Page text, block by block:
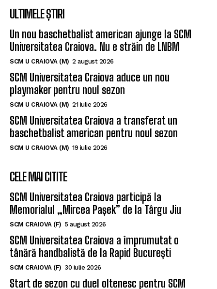
ULTIMELE ȘTIRI
Un nou baschetbalist american ajunge la SCM
Universitatea Craiova. Nu e străin de LNBM
SCM U CRAIOVA (M) 2 august 2026
SCM Universitatea Craiova aduce un nou
playmaker pentru noul sezon
SCM U CRAIOVA (M) 21 iulie 2026
SCM Universitatea Craiova a transferat un
baschetbalist american pentru noul sezon
SCM U CRAIOVA (M) 19 iulie 2026
CELE MAI CITITE
SCM Universitatea Craiova participă la
Memorialul „Mircea Pașek” de la Târgu Jiu
SCM CRAIOVA (F) 5 august 2026
SCM Universitatea Craiova a împrumutat o
tânără handbalistă de la Rapid București
SCM CRAIOVA (F) 30 iulie 2026
Start de sezon cu duel oltenesc pentru SCM